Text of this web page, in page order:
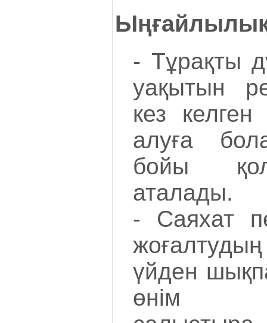
- Тұрақты
уақытын
кез
алуға
бойы
аталады.
- Саяхат
үйден
өнім